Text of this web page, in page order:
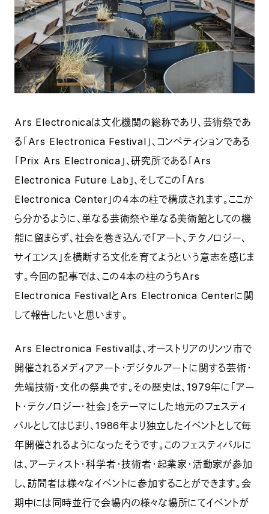
Ars Electronicaは文化機関の総称であり、芸術祭であ
る「Ars Electronica Festival」、コンペティションである
「Prix Ars Electronica」、研究所である「Ars
Electronica Future Lab」、そしてこの「Ars
Electronica Center」の4本の柱で構成されます。ここか
ら分かるように、単なる芸術祭や単なる美術館としての機
能に留まらず、社会を巻き込んで「アート、テクノロジー、
サイエンス」を横断する文化を育てようという意志を感じま
す。今回の記事では、この4本の柱のうちArs
Electronica FestivalとArs Electronica Centerに関
して報告したいと思います。
Ars Electronica Festivalは、オーストリアのリンツ市で
開催されるメディアアート・デジタルアートに関する芸術・
先端技術・文化の祭典です。その歴史は、1979年に「アー
ト・テクノロジー・社会」をテーマにした地元のフェスティ
バルとしてはじまり、1986年より独立したイベントとして毎
年開催されるようになったそうです。このフェスティバルに
は、アーティスト・科学者・技術者・起業家・活動家が参加
し、訪問者は様々なイベントに参加することができます。会
期中には同時並行で会場内の様々な場所にてイベントが